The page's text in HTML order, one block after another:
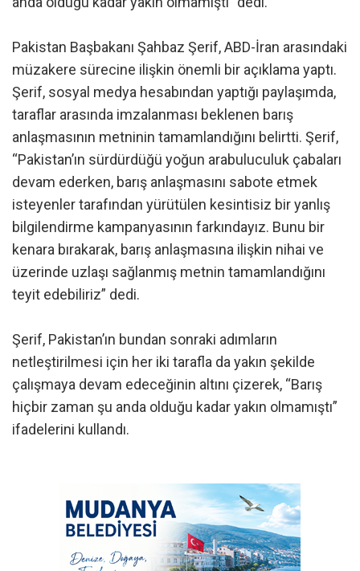
Pakistan Başbakanı Şahbaz Şerif, ABD-İran arasındaki
müzakere sürecine ilişkin önemli bir açıklama yaptı.
Şerif, sosyal medya hesabından yaptığı paylaşımda,
taraflar arasında imzalanması beklenen barış
anlaşmasının metninin tamamlandığını belirtti. Şerif,
“Pakistan’ın sürdürdüğü yoğun arabuluculuk çabaları
devam ederken, barış anlaşmasını sabote etmek
isteyenler tarafından yürütülen kesintisiz bir yanlış
bilgilendirme kampanyasının farkındayız. Bunu bir
kenara bırakarak, barış anlaşmasına ilişkin nihai ve
üzerinde uzlaşı sağlanmış metnin tamamlandığını
teyit edebiliriz” dedi.
Şerif, Pakistan’ın bundan sonraki adımların
netleştirilmesi için her iki tarafla da yakın şekilde
çalışmaya devam edeceğinin altını çizerek, “Barış
hiçbir zaman şu anda olduğu kadar yakın olmamıştı”
ifadelerini kullandı.